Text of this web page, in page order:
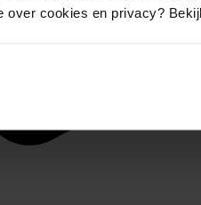
over cookies en privacy?